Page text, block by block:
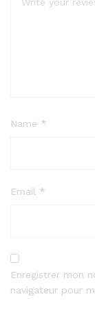
Name *
Email *
Enregistrer mon
navigateur pour